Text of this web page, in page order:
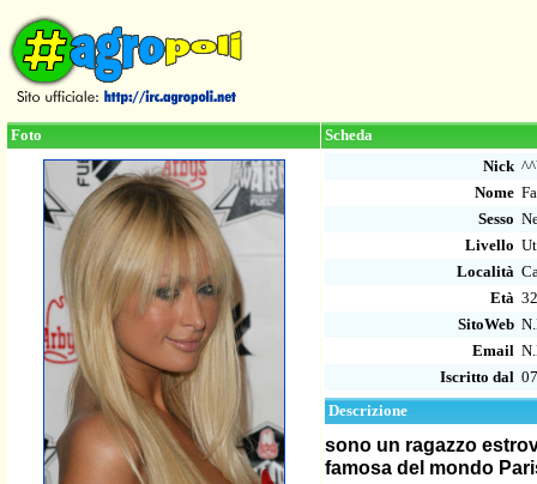
Foto Scheda
Nick
Nome
Sesso
Livello
Località
Età 32
SitoWeb
Email
Iscritto dal
Descrizione
sono un ragazzo
famosa del mondo